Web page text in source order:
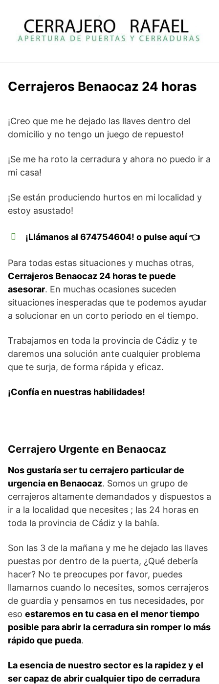
contenido
Cerrajeros Benaocaz 24 horas
¡Creo que me he dejado las llaves dentro del
domicilio y no tengo un juego de repuesto!
¡Se me ha roto la cerradura y ahora no puedo ir a
mi casa!
¡Se están produciendo hurtos en mi localidad y
estoy asustado!
¡Llámanos al 674754604! o pulse aquí 👈
Para todas estas situaciones y muchas otras,
Cerrajeros Benaocaz 24 horas te puede
asesorar. En muchas ocasiones suceden
situaciones inesperadas que te podemos ayudar
a solucionar en un corto periodo en el tiempo.
Trabajamos en toda la provincia de Cádiz y te
daremos una solución ante cualquier problema
que te surja, de forma rápida y eficaz.
¡Confía en nuestras habilidades!
Cerrajero Urgente en Benaocaz
Nos gustaría ser tu cerrajero particular de
urgencia en Benaocaz. Somos un grupo de
cerrajeros altamente demandados y dispuestos a
ir a la localidad que necesites ; las 24 horas en
toda la provincia de Cádiz y la bahía.
Son las 3 de la mañana y me he dejado las llaves
puestas por dentro de la puerta, ¿Qué debería
hacer? No te preocupes por favor, puedes
llamarnos cuando lo necesites, somos cerrajeros
de guardia y pensamos en tus necesidades, por
eso estaremos en tu casa en el menor tiempo
posible para abrir la cerradura sin romper lo más
rápido que pueda.
La esencia de nuestro sector es la rapidez y el
ser capaz de abrir cualquier tipo de cerradura